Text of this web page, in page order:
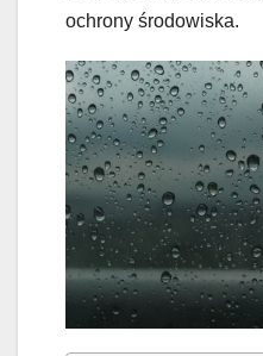
ochrony środowiska.